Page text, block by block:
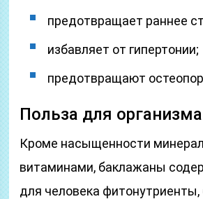
предотвращает раннее
избавляет от гипертонии;
предотвращают
Польза для организма
Кроме насыщенности
витаминами, баклажаны
для человека